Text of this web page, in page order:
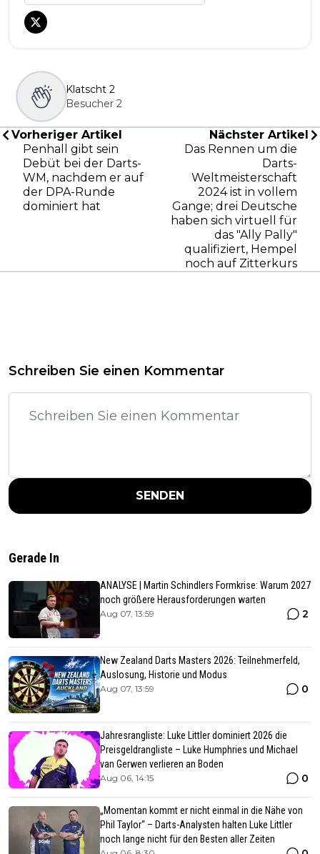
Klatscht 2
Besucher 2
Vorheriger Artikel
Penhall gibt sein
Debüt bei der Darts-
WM, nachdem er auf
der DPA-Runde
dominiert hat
Nächster Artikel
Das Rennen um die
Darts-
Weltmeisterschaft
2024 ist in vollem
Gange; drei Deutsche
haben sich virtuell für
das "Ally Pally"
qualifiziert, Hempel
noch auf Zitterkurs
Schreiben Sie einen Kommentar
SENDEN
Gerade In
ANALYSE | Martin Schindlers Formkrise: Warum 2027
noch größere Herausforderungen warten
Aug 07, 13:59 2
New Zealand Darts Masters 2026: Teilnehmerfeld,
Auslosung, Historie und Modus
Aug 07, 13:59 0
Jahresrangliste: Luke Littler dominiert 2026 die
Preisgeldrangliste – Luke Humphries und Michael
van Gerwen verlieren an Boden
Aug 06, 14:15 0
„Momentan kommt er nicht einmal in die Nähe von
Phil Taylor“ – Darts-Analysten halten Luke Littler
noch lange nicht für den Besten aller Zeiten